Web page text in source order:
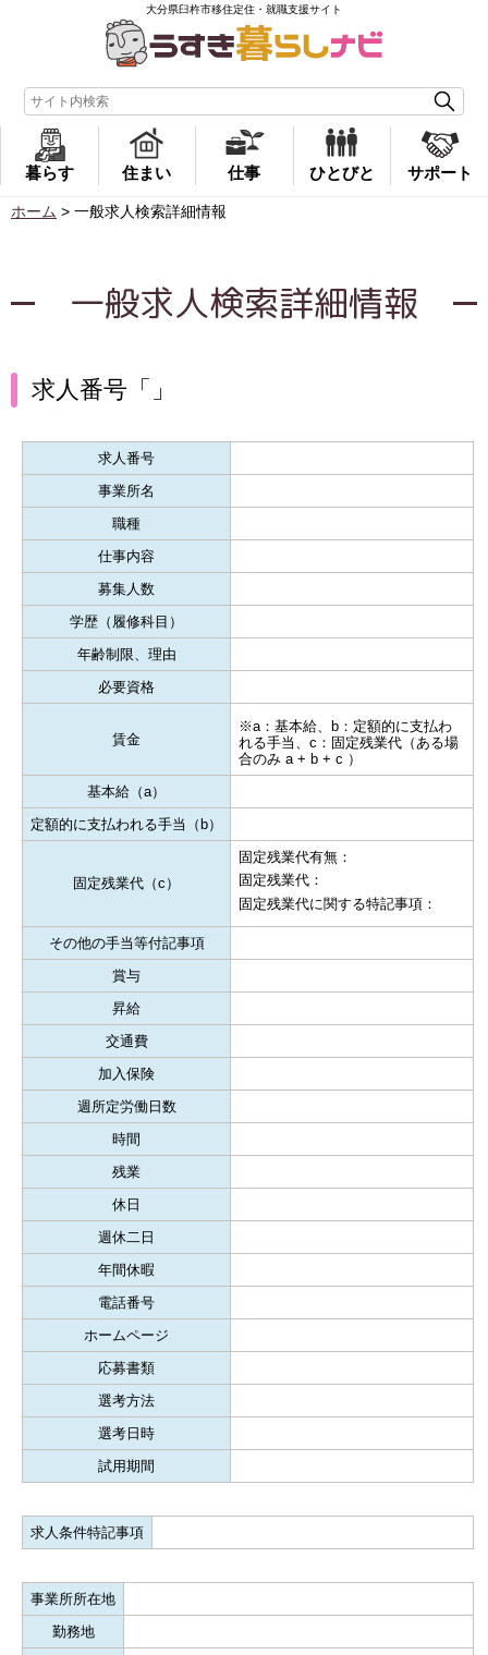
大分県臼杵市移住定住・就職支援サイト
暮らす 住まい 仕事 ひとびと サポート
ホーム > 一般求人検索詳細情報
一般求人検索詳細情報
求人番号「」
求人番号
事業所名
職種
仕事内容
募集人数
学歴（履修科目）
年齢制限、理由
必要資格
賃金
※a：基本給、b：定額的に支払わ
れる手当、c：固定残業代（ある場
合のみ a + b + c ）
基本給（a）
定額的に支払われる手当（b）
固定残業代（c）
固定残業代有無：
固定残業代：
固定残業代に関する特記事項：
その他の手当等付記事項
賞与
昇給
交通費
加入保険
週所定労働日数
時間
残業
休日
週休二日
年間休暇
電話番号
ホームページ
応募書類
選考方法
選考日時
試用期間
求人条件特記事項
事業所所在地
勤務地